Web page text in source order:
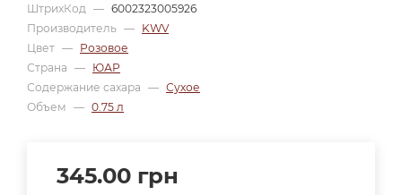
ШтрихКод — 6002323005926
Производитель — KWV
Цвет — Розовое
Страна — ЮАР
Содержание сахара — Сухое
Объем — 0.75 л
345.00 грн